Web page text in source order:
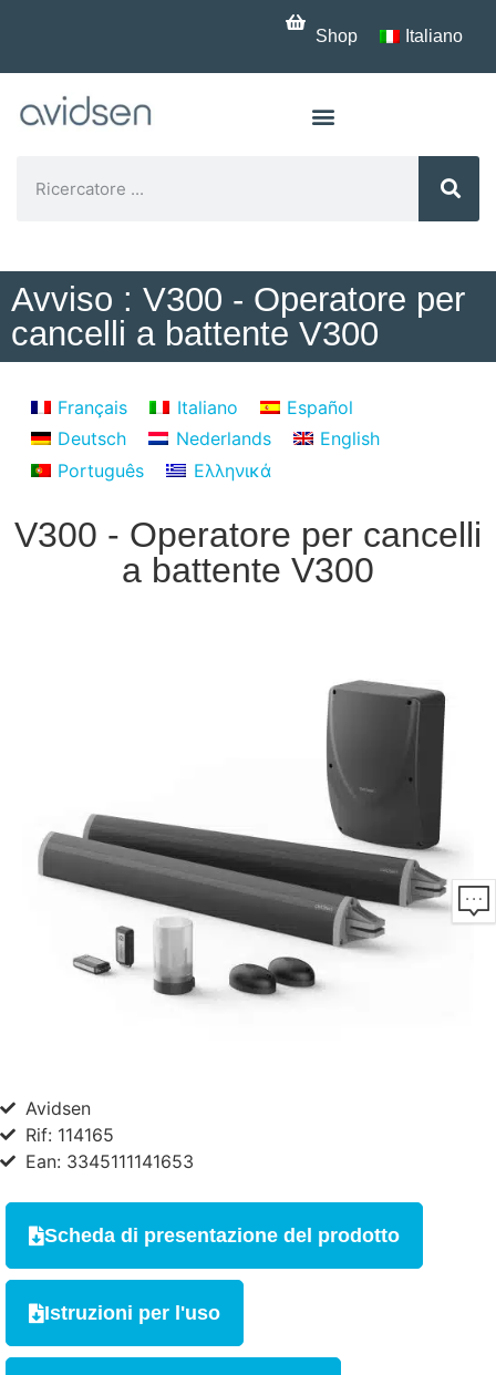
Shop Italiano
Avviso : V300 - Operatore per
cancelli a battente V300
Français Italiano
Español
Deutsch
Nederlands
English
Português
Ελληνικά
V300 - Operatore per cancelli
a battente V300
Avidsen
Rif: 114165
Ean: 3345111141653
Scheda di presentazione del prodotto
Istruzioni per l'uso